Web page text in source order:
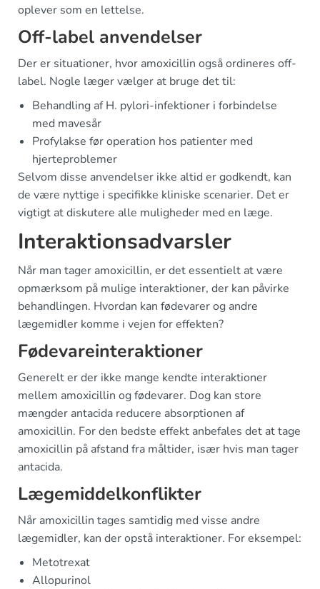
oplever som en lettelse.
Off-label anvendelser
Der er situationer, hvor amoxicillin også ordineres off-
label. Nogle læger vælger at bruge det til:
Behandling af H. pylori-infektioner i forbindelse
med mavesår
Profylakse før operation hos patienter med
hjerteproblemer
Selvom disse anvendelser ikke altid er godkendt, kan
de være nyttige i specifikke kliniske scenarier. Det er
vigtigt at diskutere alle muligheder med en læge.
Interaktionsadvarsler
Når man tager amoxicillin, er det essentielt at være
opmærksom på mulige interaktioner, der kan påvirke
behandlingen. Hvordan kan fødevarer og andre
lægemidler komme i vejen for effekten?
Fødevareinteraktioner
Generelt er der ikke mange kendte interaktioner
mellem amoxicillin og fødevarer. Dog kan store
mængder antacida reducere absorptionen af
amoxicillin. For den bedste effekt anbefales det at tage
amoxicillin på afstand fra måltider, især hvis man tager
antacida.
Lægemiddelkonflikter
Når amoxicillin tages samtidig med visse andre
lægemidler, kan der opstå interaktioner. For eksempel:
Metotrexat
Allopurinol